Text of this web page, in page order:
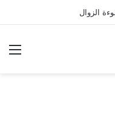
الزوال